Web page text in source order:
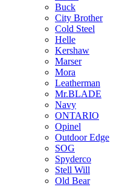
Buck
City Brother
Cold Steel
Helle
Kershaw
Marser
Mora
Leatherman
Mr.BLADE
Navy
ONTARIO
Opinel
Outdoor Edge
SOG
Spyderco
Stell Will
Old Bear